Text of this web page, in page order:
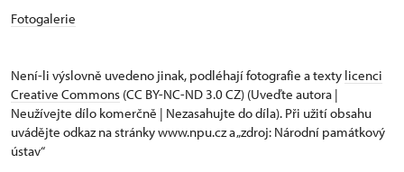
Fotogalerie
Není-li výslovně uvedeno jinak, podléhají fotografie a texty licenci
Creative Commons (CC BY-NC-ND 3.0 CZ) (Uveďte autora |
Neužívejte dílo komerčně | Nezasahujte do díla). Při užití obsahu
uvádějte odkaz na stránky www.npu.cz a „zdroj: Národní památkový
ústav“